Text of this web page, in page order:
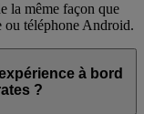
la même façon que
ou téléphone Android.
à bord
?